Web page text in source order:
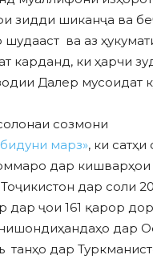
зидди шиканҷа ва
ва аз
карданд, ки ҳарчи
Далер мусоидат
созмони
марз», ки
дар кишварҳои
дар соли
дар ҷои 161 қарор
дар
танҳо дар